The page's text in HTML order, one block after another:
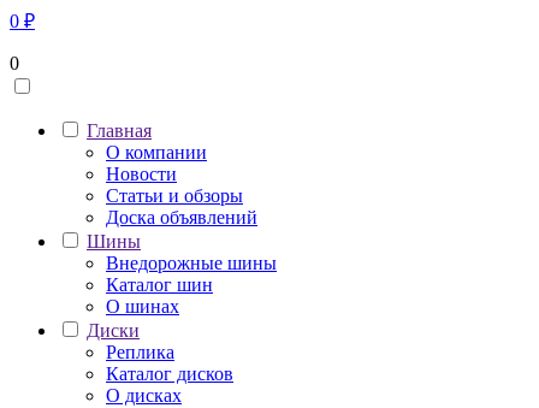
0 ₽
0
Главная
О компании
Новости
Статьи и обзоры
Доска объявлений
Шины
Внедорожные шины
Каталог шин
О шинах
Диски
Реплика
Каталог дисков
О дисках